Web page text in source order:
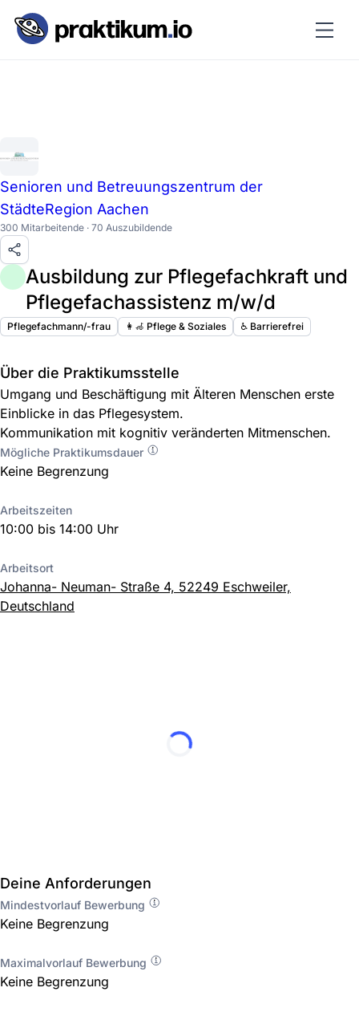
Senioren und Betreuungszentrum der
StädteRegion Aachen
300 Mitarbeitende · 70 Auszubildende
Ausbildung zur Pflegefachkraft und
Pflegefachassistenz m/w/d
Pflegefachmann/-frau 👩‍🦽 Pflege & Soziales ♿️ Barrierefrei
Über die Praktikumsstelle
Umgang und Beschäftigung mit Älteren Menschen erste
Einblicke in das Pflegesystem.
Kommunikation mit kognitiv veränderten Mitmenschen.
Mögliche Praktikumsdauer
Keine Begrenzung
Arbeitszeiten
10:00 bis 14:00 Uhr
Arbeitsort
Johanna- Neuman- Straße 4, 52249 Eschweiler,
Deutschland
Deine Anforderungen
Mindestvorlauf Bewerbung
Keine Begrenzung
Maximalvorlauf Bewerbung
Keine Begrenzung